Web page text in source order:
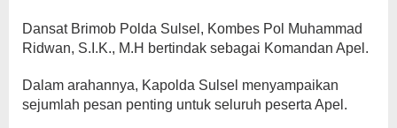
Dansat Brimob Polda Sulsel, Kombes Pol Muhammad
Ridwan, S.I.K., M.H bertindak sebagai Komandan Apel.
Dalam arahannya, Kapolda Sulsel menyampaikan
sejumlah pesan penting untuk seluruh peserta Apel.